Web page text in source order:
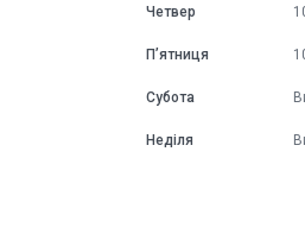
Четвер
Пʼятниця
Субота
Неділя